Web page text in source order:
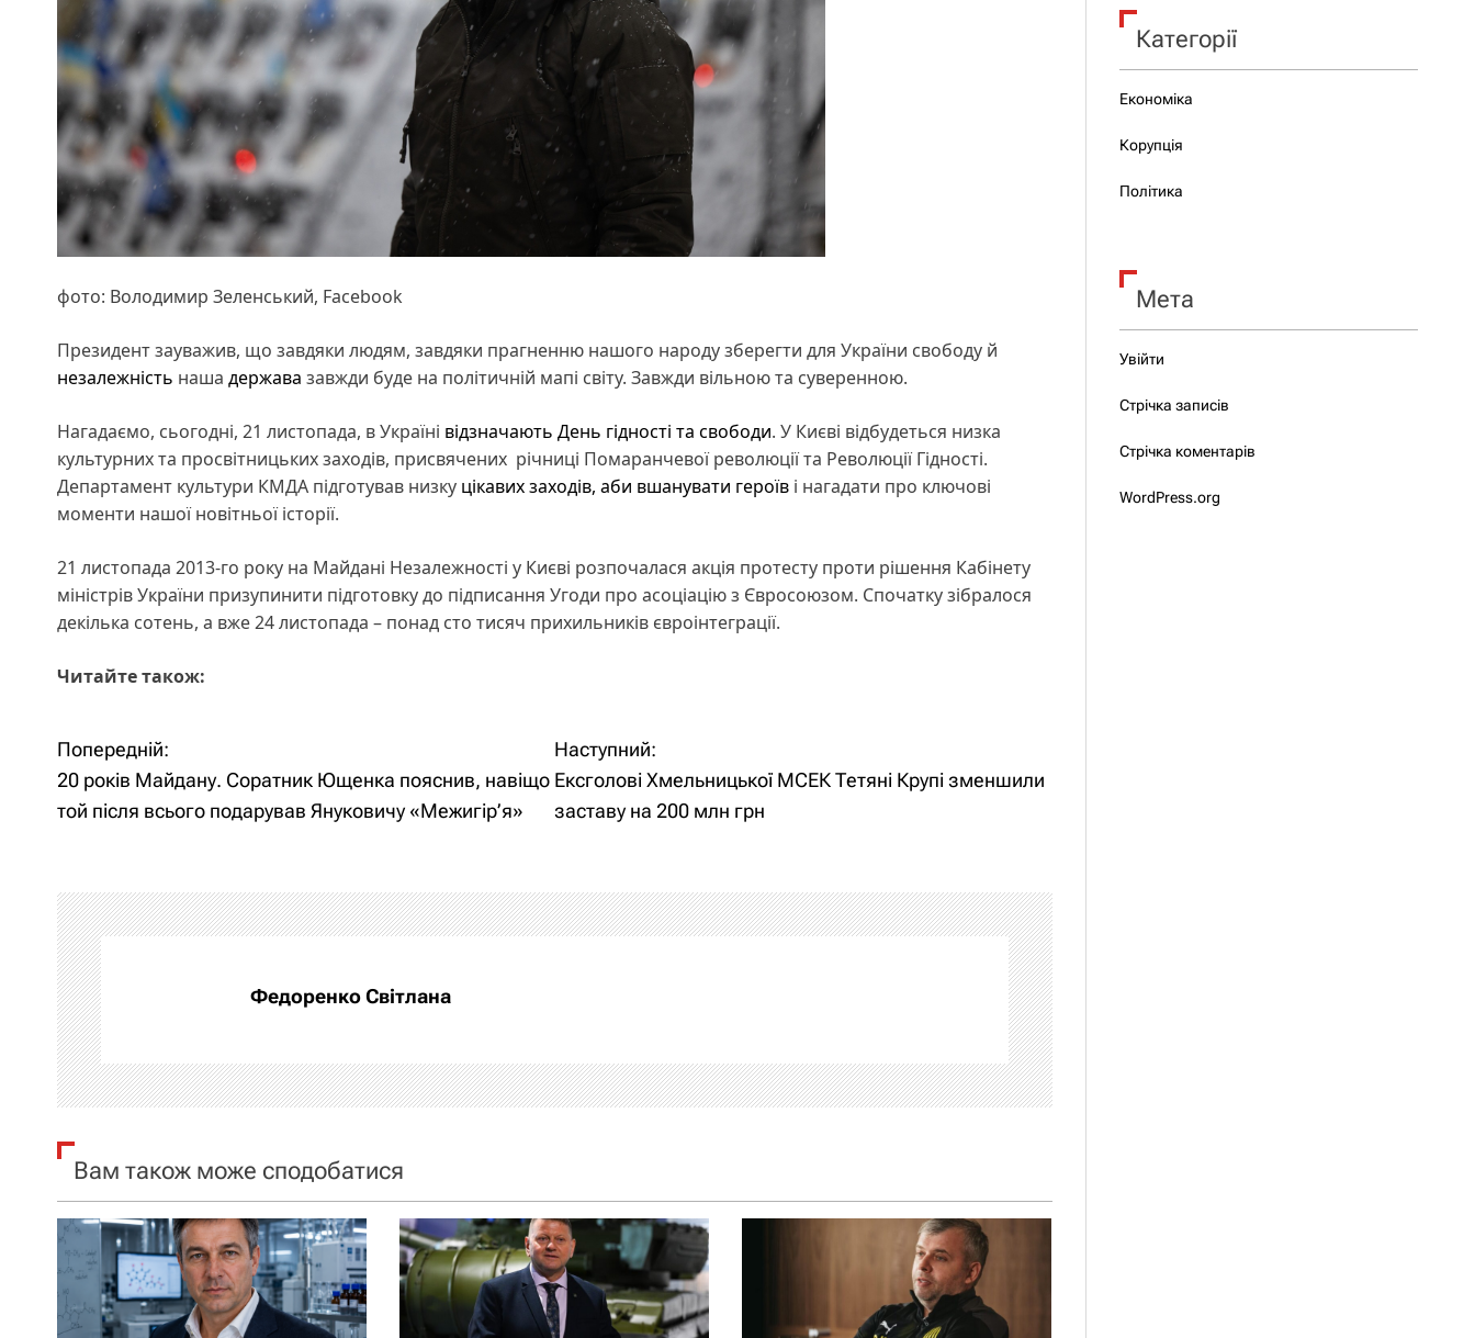
фото: Володимир Зеленський, Facebook
Президент зауважив, що завдяки людям, завдяки прагненню нашого народу зберегти для України свободу й
незалежність наша держава завжди буде на політичній мапі світу. Завжди вільною та суверенною.
Нагадаємо, сьогодні, 21 листопада, в Україні відзначають День гідності та свободи. У Києві відбудеться низка
культурних та просвітницьких заходів, присвячених річниці Помаранчевої революції та Революції Гідності.
Департамент культури КМДА підготував низку цікавих заходів, аби вшанувати героїв і нагадати про ключові
моменти нашої новітньої історії.
21 листопада 2013-го року на Майдані Незалежності у Києві розпочалася акція протесту проти рішення Кабінету
міністрів України призупинити підготовку до підписання Угоди про асоціацію з Євросоюзом. Спочатку зібралося
декілька сотень, а вже 24 листопада – понад сто тисяч прихильників євроінтеграції.
Читайте також:
Н
а
і
г
а
ц
і
я
а
п
и
Попередній:
20 років Майдану. Соратник Ющенка пояснив, навіщо
той після всього подарував Януковичу «Межигір’я»
Наступний:
Ексголові Хмельницької МСЕК Тетяні Крупі зменшили
заставу на 200 млн грн
Федоренко Світлана
Вам також може сподобатися
Категорії
Економіка
Корупція
Політика
Мета
Увійти
Стрічка записів
Стрічка коментарів
WordPress.org